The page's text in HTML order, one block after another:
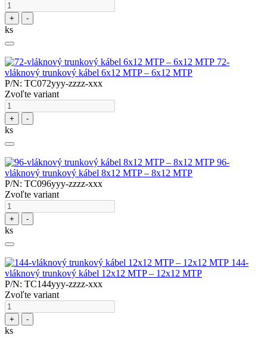
+ -
ks
72-
vláknový trunkový kábel 6x12 MTP – 6x12 MTP
P/N: TC072yyy-zzzz-xxx
Zvoľte variant
+ -
ks
96-
vláknový trunkový kábel 8x12 MTP – 8x12 MTP
P/N: TC096yyy-zzzz-xxx
Zvoľte variant
+ -
ks
144-
vláknový trunkový kábel 12x12 MTP – 12x12 MTP
P/N: TC144yyy-zzzz-xxx
Zvoľte variant
+ -
ks